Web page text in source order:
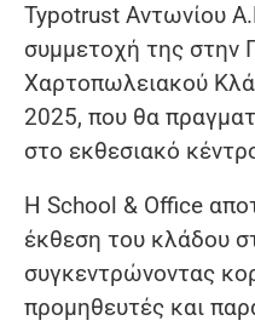
Typotrust Αντωνίου
συμμετοχή της στην
Χαρτοπωλειακού
2025, που θα
στο εκθεσιακό
Η School & Office
έκθεση του κλάδου
συγκεντρώνοντας
προμηθευτές και